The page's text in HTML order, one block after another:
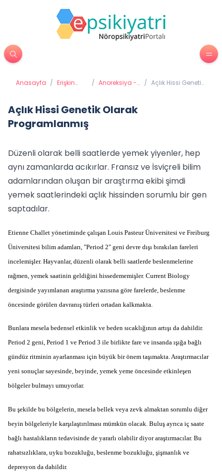
Anasayfa / Erişkin
/ Anoreksiya -
/ Açlık Hissi Genetik
Açlık Hissi Genetik Olarak
Programlanmış
Düzenli olarak belli saatlerde yemek yiyenler, hep
aynı zamanlarda acıkırlar. Fransız ve İsviçreli bilim
adamlarından oluşan bir araştırma ekibi şimdi
yemek saatlerindeki açlık hissinden sorumlu bir gen
saptadılar.
Etienne Challet yönetiminde çalışan Louis Pasteur Üniversitesi ve Freiburg
Üniversitesi bilim adamları, "Period 2" geni devre dışı bırakılan fareleri
incelemişler. Hayvanlar, düzenli olarak belli saatlerde beslenmelerine
rağmen, yemek saatinin geldiğini hissedememişler. Current Biology
dergisinde yayımlanan araştırma yazısına göre farelerde, beslenme
öncesinde görülen davranış türleri ortadan kalkmakta.
Bunlara mesela bedensel etkinlik ve beden sıcaklığının artışı da dahildir.
Period 2 geni, Period 1 ve Period 3 ile birlikte fare ve insanda ışığa bağlı
gündüz ritminin ayarlanması için büyük bir önem taşımakta. Araştırmacılar
yeni sonuçlar sayesinde, beyinde, yemek yeme öncesinde etkinleşen
bölgeler bulmayı umuyorlar.
Bu şekilde bu bölgelerin, mesela bellek veya zevk almaktan sorumlu diğer
beyin bölgeleriyle karşılaştırılması mümkün olacak. Buluş ayrıca iç saate
bağlı hastalıkların tedavisinde de yararlı olabilir diyor araştırmacılar. Bu
rahatsızlıklara, uyku bozukluğu, beslenme bozukluğu, şişmanlık ve
depresyon da dahildir.